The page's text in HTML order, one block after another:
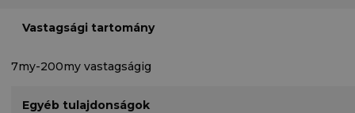
Vastagsági tartomány
7my-200my vastagságig
Egyéb tulajdonságok